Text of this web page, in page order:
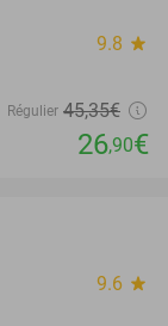
9.8 star
Régulier 45,35€
26,90€
9.6 star